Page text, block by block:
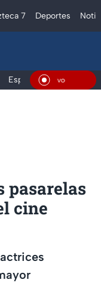
7 Deportes
Especiales En
pasarelas
cine